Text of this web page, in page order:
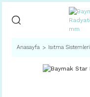
Anasayfa Isıtma Sistemleri